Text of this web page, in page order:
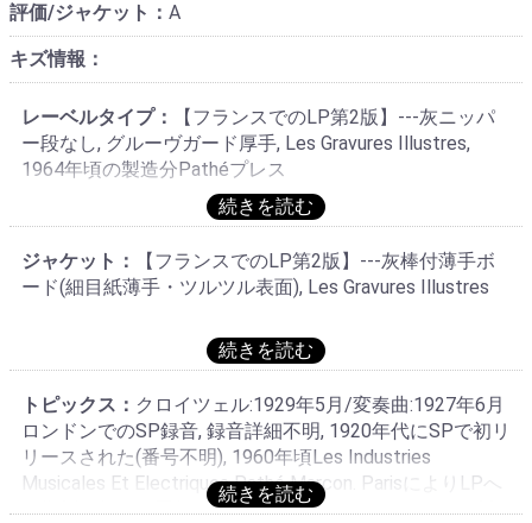
評価/ジャケット： A
キズ情報：
レーベルタイプ：
【フランスでのLP第2版】---灰ニッパ
ー段なし, グルーヴガード厚手, Les Gravures Illustres,
1964年頃の製造分Pathéプレス
ジャケット：
【フランスでのLP第2版】---灰棒付薄手ボ
ード(細目紙薄手・ツルツル表面), Les Gravures Illustres
トピックス： クロイツェル:1929年5月/変奏曲:1927年6月
ロンドンでのSP録音, 録音詳細不明, 1920年代にSPで初リ
リースされた(番号不明), 1960年頃Les Industries
Musicales Et Electriques Pathé Marcon. ParisによりLPへ
の復刻が行われ同年頃La Voix De Son Maître:COLH 92(当